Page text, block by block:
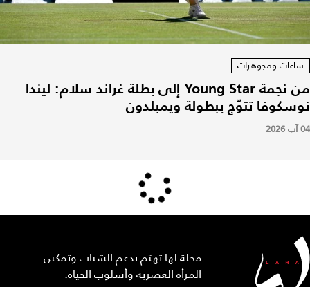
ساعات ومجوهرات
من نجمة Young Star إلى بطلة غراند سلام: ليندا
نوسكوفا تتوّج ببطولة ويمبلدون
04 آب 2026
مجلة لها تهتم بدعم الشباب وتمكين
المرأة العصرية وأسلوب الحياة.